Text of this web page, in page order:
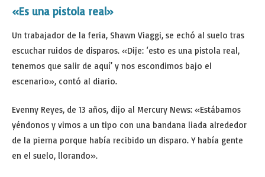
«Es una pistola real»
Un trabajador de la feria, Shawn Viaggi, se echó al suelo tras
escuchar ruidos de disparos. «Dije: ‘esto es una pistola real,
tenemos que salir de aquí’ y nos escondimos bajo el
escenario», contó al diario.
Evenny Reyes, de 13 años, dijo al Mercury News: «Estábamos
yéndonos y vimos a un tipo con una bandana liada alrededor
de la pierna porque había recibido un disparo. Y había gente
en el suelo, llorando».